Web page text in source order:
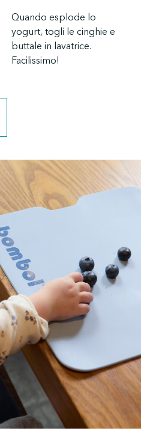
Facilissimo!